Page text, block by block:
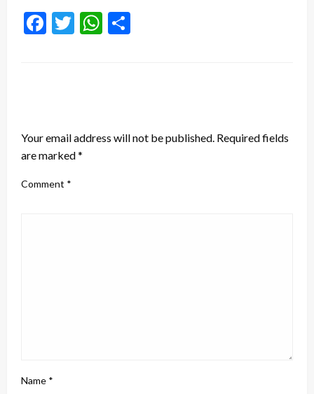
Facebook
TwitterWhatsApp
Your email address will not be published. Required fields
are marked*
Comment *
Name *